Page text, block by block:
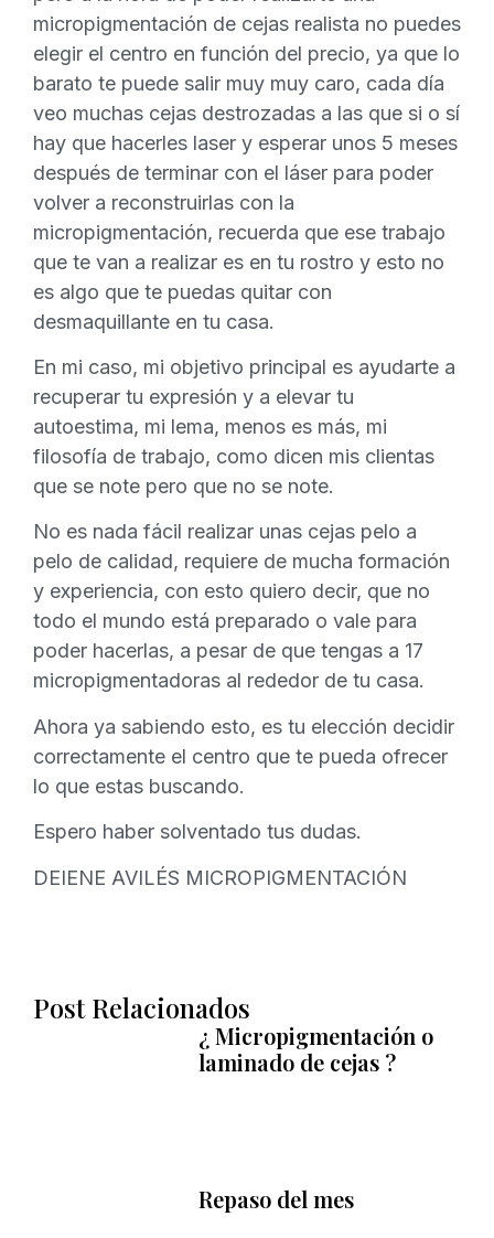
micropigmentación de cejas realista no puedes
elegir el centro en función del precio, ya que lo
barato te puede salir muy muy caro, cada día
veo muchas cejas destrozadas a las que si o sí
hay que hacerles laser y esperar unos 5 meses
después de terminar con el láser para poder
volver a reconstruirlas con la
micropigmentación, recuerda que ese trabajo
que te van a realizar es en tu rostro y esto no
es algo que te puedas quitar con
desmaquillante en tu casa.
En mi caso, mi objetivo principal es ayudarte a
recuperar tu expresión y a elevar tu
autoestima, mi lema, menos es más, mi
filosofía de trabajo, como dicen mis clientas
que se note pero que no se note.
No es nada fácil realizar unas cejas pelo a
pelo de calidad, requiere de mucha formación
y experiencia, con esto quiero decir, que no
todo el mundo está preparado o vale para
poder hacerlas, a pesar de que tengas a 17
micropigmentadoras al rededor de tu casa.
Ahora ya sabiendo esto, es tu elección decidir
correctamente el centro que te pueda ofrecer
lo que estas buscando.
Espero haber solventado tus dudas.
DEIENE AVILÉS MICROPIGMENTACIÓN
Post Relacionados
¿ Micropigmentación o
laminado de cejas ?
Repaso del mes